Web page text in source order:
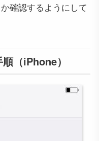
確認するようにして
（iPhone）